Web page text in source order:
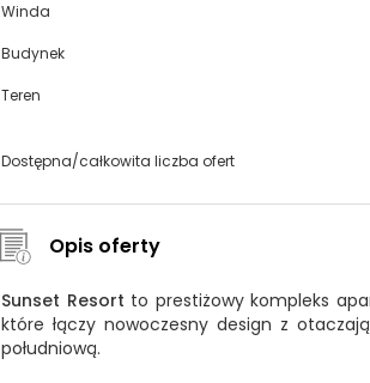
Winda
Budynek
Teren
Dostępna/całkowita liczba ofert
Opis oferty
Sunset Resort to prestiżowy kompleks
które łączy nowoczesny design z
południową.